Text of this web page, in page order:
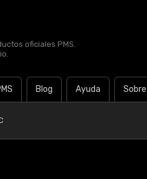
oficiales PMS.
Blog Ayuda